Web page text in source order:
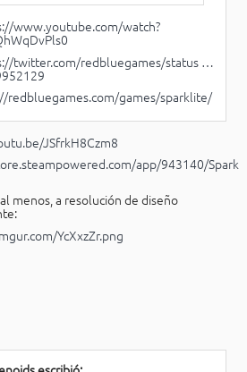
www.youtube.com/watch?
twitter.com/redbluegames/status …
redbluegames.com/games/sparklite/
JSfrkH8Czm8
app/943140/
menos, a resolución de diseño
YcXxzZr.png